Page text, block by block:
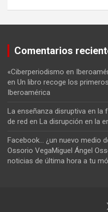
Comentarios
«Ciberperiodismo en
en Un libro recoge los
Iberoamérica
La enseñanza disruptiva en
de red en La disrupción en la
Facebook... ¿un nuevo medio
Ossorio VegaMiguel Ángel
noticias de última hora a tu